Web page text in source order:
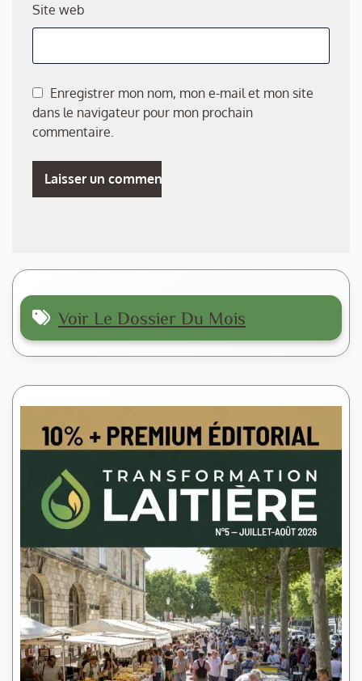
Site web
Enregistrer mon nom, mon e-mail et mon site
dans le navigateur pour mon prochain
commentaire.
Voir Le Dossier Du Mois